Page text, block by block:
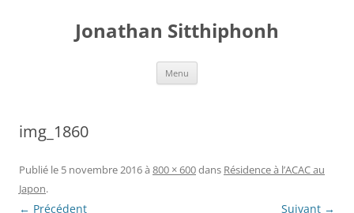
Jonathan Sitthiphonh
Menu
img_1860
Publié le 5 novembre 2016à 800 × 600dans Résidence à l’ACAC au
Japon.
← Précédent Suivant →